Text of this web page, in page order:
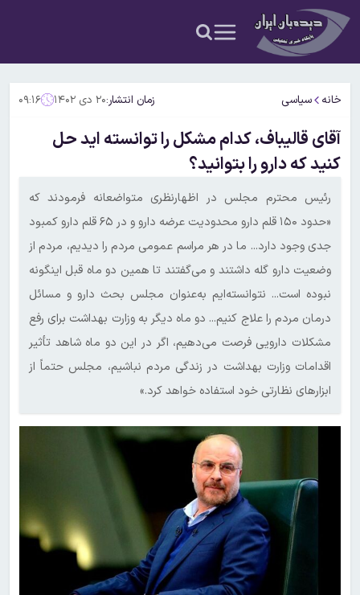
خانه سیاسی زمان انتشار:۲۰ دی ۱۴۰۲ ۰۹:۱۶
آقای قالیباف، کدام مشکل را توانسته اید حل
کنید که دارو را بتوانید؟
رئیس محترم مجلس در اظهارنظری متواضعانه فرمودند که
«حدود ۱۵۰ قلم دارو محدودیت عرضه دارو و در ۶۵ قلم دارو کمبود
جدی وجود دارد... ما در هر مراسم عمومی مردم را دیدیم، مردم از
وضعیت دارو گله داشتند و می‌گفتند تا همین دو ماه قبل اینگونه
نبوده است... نتوانسته‌ایم به‌عنوان مجلس بحث دارو و مسائل
درمان مردم را علاج کنیم... دو ماه دیگر به وزارت بهداشت برای رفع
مشکلات دارویی فرصت می‌دهیم، اگر در این دو ماه شاهد تأثیر
اقدامات وزارت بهداشت در زندگی مردم نباشیم، مجلس حتماً از
ابزارهای نظارتی خود استفاده خواهد کرد.»